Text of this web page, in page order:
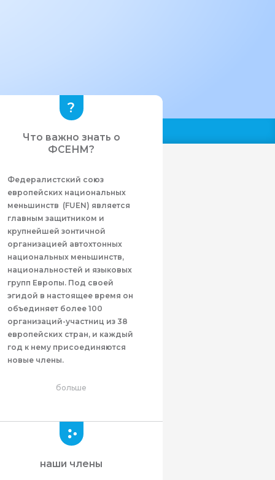
Что важно знать о
ФСЕНМ?
Федералистcкий союз
европейских национальных
меньшинств (FUEN) является
главным защитником и
крупнейшей зонтичной
организацией автохтонных
национальных меньшинств,
национальностей и языковых
групп Европы. Под своей
эгидой в настоящее время он
объединяет более 100
организаций-участниц из 38
европейских стран, и каждый
год к нему присоединяются
новые члены.
больше
наши члены